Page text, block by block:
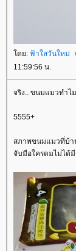
ดย: ฟ้าใสวันใหม่
11:59:56 น.
จริง.. ขนมแมวทำไ
5555+
สภาพขนมแมวที่บ้า
จับมือใครดมไม่ได้มี